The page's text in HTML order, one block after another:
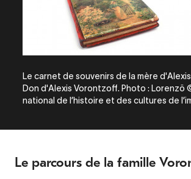
Le carnet de souvenirs de la mère
Don d'Alexis Vorontzoff. Photo : Lorenzö
national de l’histoire et des cultures de
Le parcours de la famille